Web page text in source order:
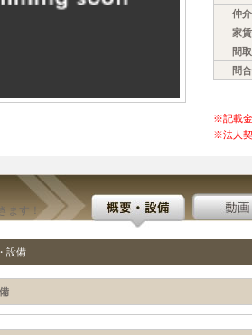
仲
家
間
問
※記載
※法人契
ます！
設備